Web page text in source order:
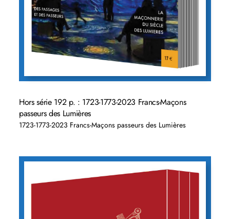
Hors série 192 p. : 1723-1773-2023 Francs-Maçons
passeurs des Lumières
1723-1773-2023 Francs-Maçons passeurs des Lumières